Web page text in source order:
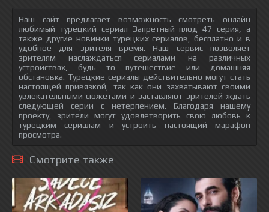
Наш сайт предлагает возможность смотреть онлайн
любимый турецкий сериал Запретный плод 47 серия, а
также другие новинки турецких сериалов, бесплатно и в
удобное для зрителя время. Наш сервис позволяет
зрителям наслаждаться сериалами на различных
устройствах, будь то путешествие или домашняя
обстановка. Турецкие сериалы действительно могут стать
настоящей привязкой, так как они захватывают своими
увлекательными сюжетами и заставляют зрителей ждать
следующей серии с нетерпением. Благодаря нашему
проекту, зрители могут удовлетворить свою любовь к
турецким сериалам и устроить настоящий марафон
просмотра.
Смотрите также